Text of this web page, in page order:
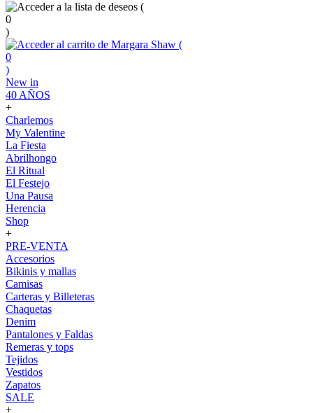
(
0
)
(
0
)
New in
40 AÑOS
+
Charlemos
My Valentine
La Fiesta
Abrilhongo
El Ritual
El Festejo
Una Pausa
Herencia
Shop
+
PRE-VENTA
Accesorios
Bikinis y mallas
Camisas
Carteras y Billeteras
Chaquetas
Denim
Pantalones y Faldas
Remeras y tops
Tejidos
Vestidos
Zapatos
SALE
+